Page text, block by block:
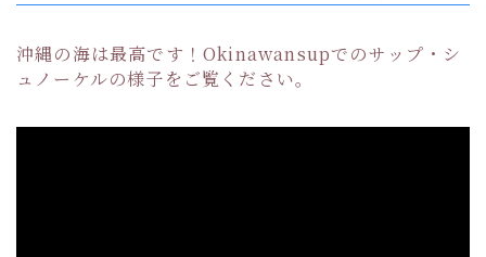
沖縄の海は最高です！Okinawansupでのサップ・シ
ュノーケルの様子をご覧ください。